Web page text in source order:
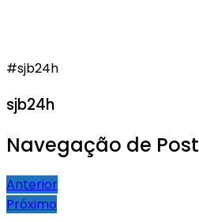
#sjb24h
sjb24h
Navegação de Post
Anterior
Próximo